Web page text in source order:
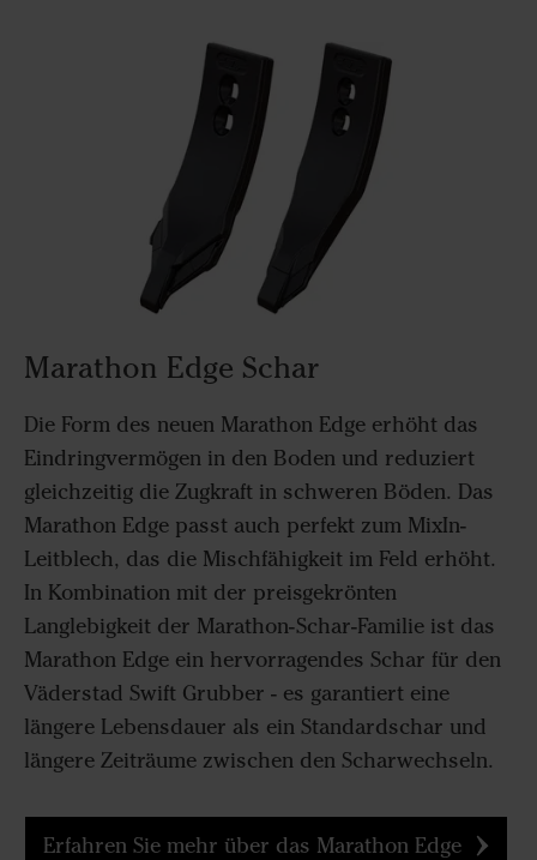
Marathon Edge Schar
Die Form des neuen Marathon Edge erhöht das
Eindringvermögen in den Boden und reduziert
gleichzeitig die Zugkraft in schweren Böden. Das
Marathon Edge passt auch perfekt zum MixIn-
Leitblech, das die Mischfähigkeit im Feld erhöht.
In Kombination mit der preisgekrönten
Langlebigkeit der Marathon-Schar-Familie ist das
Marathon Edge ein hervorragendes Schar für den
Väderstad Swift Grubber - es garantiert eine
längere Lebensdauer als ein Standardschar und
längere Zeiträume zwischen den Scharwechseln.
Erfahren Sie mehr über das Marathon Edge